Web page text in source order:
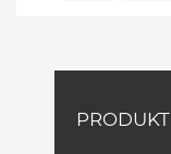
PRODUKT